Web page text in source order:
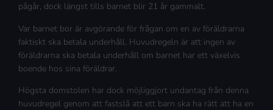
pågår, dock längst tills barnet blir 21 år gammalt.
Var barnet bor är avgörande för frågan om en av föräldrarna
faktiskt ska betala underhåll. Huvudregeln är att ingen av
föräldrarna ska betala underhåll om barnet har ett växelvis
boende hos sina föräldrar.
Högsta domstolen har dock möjliggjort undantag från denna
huvudregel genom att fastslå att ett barn ska ha rätt att ha en